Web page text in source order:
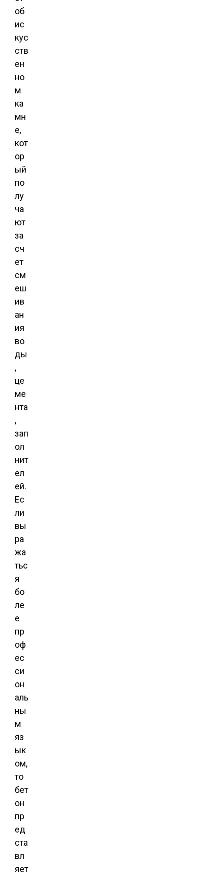
об
ис
кус
ств
ен
но
м
ка
мн
е,
кот
ор
ый
по
лу
ча
ют
за
сч
ет
см
еш
ив
ан
ия
во
ды
,
це
ме
нта
,
зап
ол
нит
ел
ей.
Ес
ли
вы
ра
жа
тьс
я
бо
ле
е
пр
оф
ес
си
он
аль
ны
м
яз
ык
ом,
то
бет
он
пр
ед
ста
вл
яет